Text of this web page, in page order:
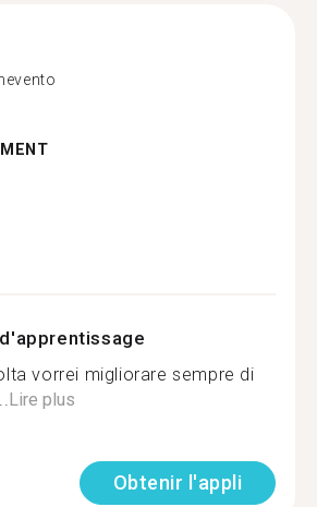
vorrei migliorare sempre di
Lire plus
Obtenir l'appli